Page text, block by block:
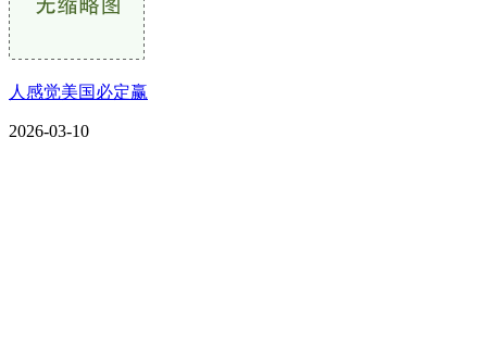
人感觉美国必定赢
2026-03-10